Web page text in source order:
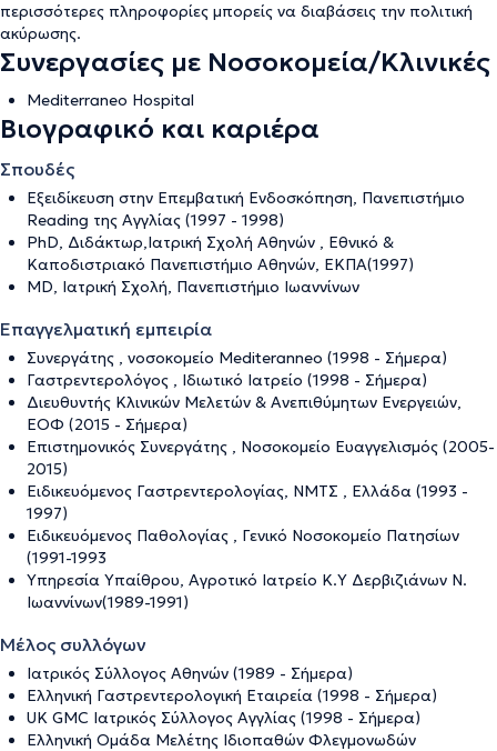
περισσότερες πληροφορίες μπορείς να διαβάσεις την πολιτική
ακύρωσης.
Συνεργασίες με Νοσοκομεία/Κλινικές
Mediterraneo Hospital
Βιογραφικό και καριέρα
Σπουδές
Εξειδίκευση στην Επεμβατική Ενδοσκόπηση, Πανεπιστήμιο
Reading της Αγγλίας (1997 - 1998)
PhD, Διδάκτωρ,Ιατρική Σχολή Αθηνών , Εθνικό &
Καποδιστριακό Πανεπιστήμιο Αθηνών, ΕΚΠΑ(1997)
MD, Ιατρική Σχολή, Πανεπιστήμιο Ιωαννίνων
Επαγγελματική εμπειρία
Συνεργάτης , νοσοκομείο Mediteranneo (1998 - Σήμερα)
Γαστρεντερολόγος , Ιδιωτικό Ιατρείο (1998 - Σήμερα)
Διευθυντής Κλινικών Μελετών & Ανεπιθύμητων Ενεργειών,
ΕΟΦ (2015 - Σήμερα)
Επιστημονικός Συνεργάτης , Νοσοκομείο Ευαγγελισμός (2005-
2015)
Ειδικευόμενος Γαστρεντερολογίας, ΝΜΤΣ , Ελλάδα (1993 -
1997)
Ειδικευόμενος Παθολογίας , Γενικό Νοσοκομείο Πατησίων
(1991-1993
Υπηρεσία Υπαίθρου, Αγροτικό Ιατρείο Κ.Υ Δερβιζιάνων Ν.
Ιωαννίνων(1989-1991)
Μέλος συλλόγων
Ιατρικός Σύλλογος Αθηνών (1989 - Σήμερα)
Ελληνική Γαστρεντερολογική Εταιρεία (1998 - Σήμερα)
UK GMC Ιατρικός Σύλλογος Αγγλίας (1998 - Σήμερα)
Ελληνική Ομάδα Μελέτης Ιδιοπαθών Φλεγμονωδών